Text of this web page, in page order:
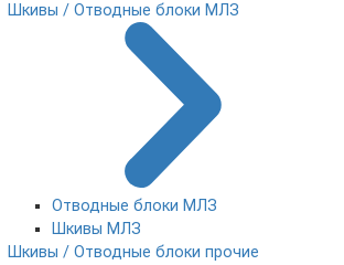
Шкивы / Отводные блоки МЛЗ
Отводные блоки МЛЗ
Шкивы МЛЗ
Шкивы / Отводные блоки прочие